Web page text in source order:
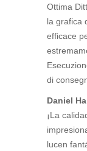
Ottima
la grafica
efficace
di
Daniel
¡La
lucen